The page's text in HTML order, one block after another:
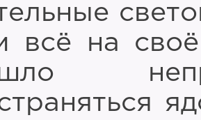
всё на